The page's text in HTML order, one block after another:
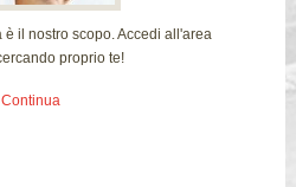
il nostro scopo. Accedi all'area
proprio te!
Continua